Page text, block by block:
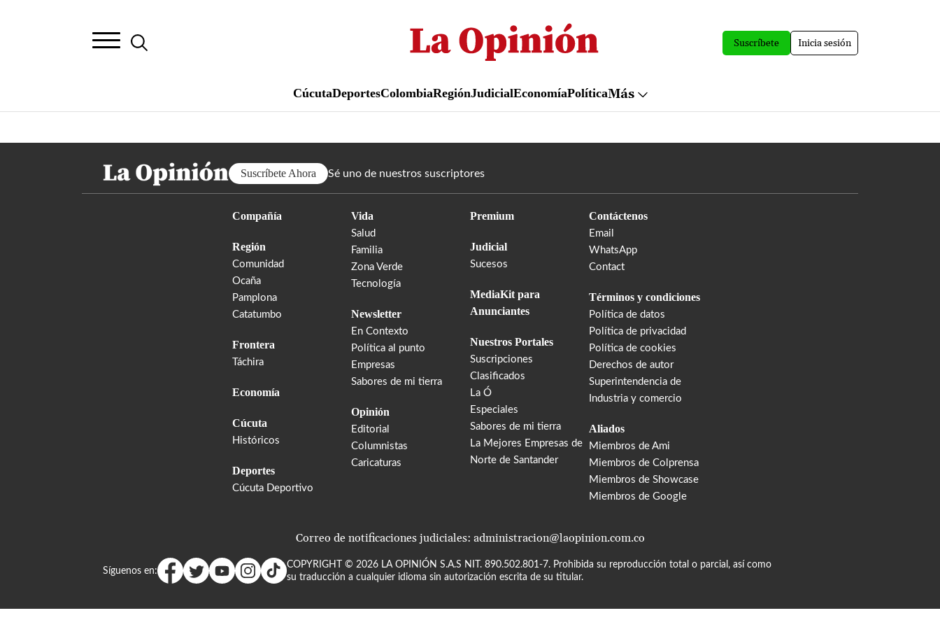
al
contenido
Suscríbete Inicia sesión
CúcutaDeportesColombiaRegiónJudicialEconomíaPolíticaMás
Suscríbete Ahora Sé uno de nuestros suscriptores
Compañía
Región
Comunidad
Ocaña
Pamplona
Catatumbo
Frontera
Táchira
Economía
Cúcuta
Históricos
Deportes
Cúcuta Deportivo
Vida
Salud
Familia
Zona Verde
Tecnología
Newsletter
En Contexto
Política al punto
Empresas
Sabores de mi tierra
Opinión
Editorial
Columnistas
Caricaturas
Premium
Judicial
Sucesos
MediaKit para
Anunciantes
Nuestros Portales
Suscripciones
Clasificados
La Ó
Especiales
Sabores de mi tierra
La Mejores Empresas de
Norte de Santander
Contáctenos
Email
WhatsApp
Contact
Términos y condiciones
Política de datos
Política de privacidad
Política de cookies
Derechos de autor
Superintendencia de
Industria y comercio
Aliados
Miembros de Ami
Miembros de Colprensa
Miembros de Showcase
Miembros de Google
Correo de notificaciones judiciales: administracion@laopinion.com.co
Síguenos en:
COPYRIGHT © 2026 LA OPINIÓN S.A.S NIT. 890.502.801-7. Prohibida su reproducción total o parcial, así como
su traducción a cualquier idioma sin autorización escrita de su titular.